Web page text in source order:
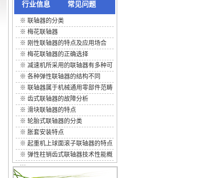
行业信息 常见问题
※ 联轴器的分类
※ 梅花联轴器
※ 刚性联轴器的特点及应用场合
※ 梅花联轴器的正确选择
※ 减速机所采用的联轴器有多种可
···
※ 各种弹性联轴器的结构不同
※ 联轴器属于机械通用零部件范畴
※ 齿式联轴器的故障分析
※ 滑块联轴器的特点
※ 轮胎式联轴器的分类
※ 胀套安装特点
※ 起重机上球面滚子联轴器的特点
※ 弹性柱销齿式联轴器技术性能概
···